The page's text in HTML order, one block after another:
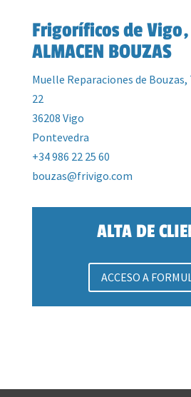
Frigoríficos de
ALMACEN BOUZAS
Muelle Reparaciones de Bouzas,
22
36208 Vigo
Pontevedra
+34 986 22 25 60
bouzas@frivigo.com
ALTA DE
ACCESO A